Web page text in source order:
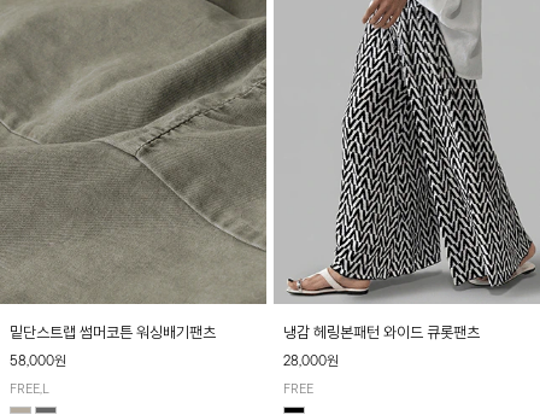
밑단스트랩 썸머코튼 워싱배기팬츠
58,000원
FREE,L
냉감 헤링본패턴 와이드 큐롯팬츠
28,000원
FREE